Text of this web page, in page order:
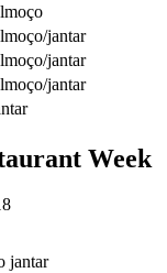
jantar
jantar
jantar
Week
jantar